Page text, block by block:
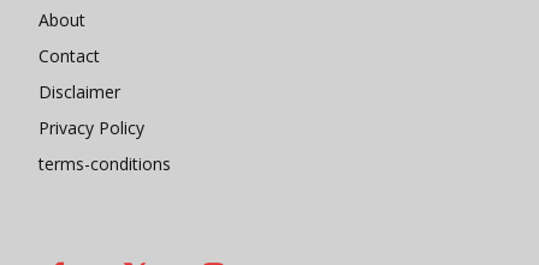
About
Contact
Disclaimer
Privacy Policy
terms-conditions